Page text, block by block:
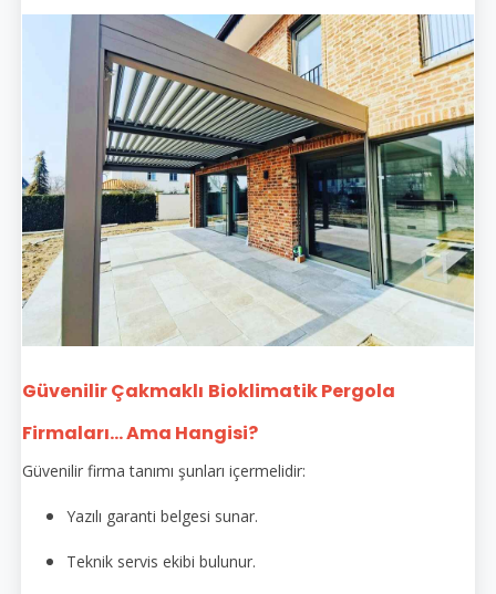
Güvenilir Çakmaklı Bioklimatik Pergola
Firmaları... Ama Hangisi?
Güvenilir firma tanımı şunları içermelidir:
Yazılı garanti belgesi sunar.
Teknik servis ekibi bulunur.